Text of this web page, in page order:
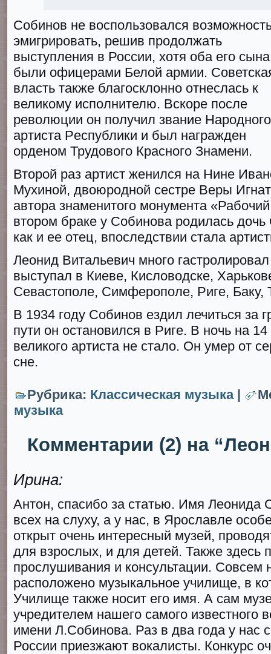
Собинов не воспользовался
эмигрировать, решив продолжать
выступления в России, хотя оба его сына
были офицерами Белой армии.
власть также благосклонно отнеслась к
великому исполнителю. Вскоре после
революции он получил звание Нaрoднoгo
aртиcтa Рecпублики и был награжден
ордeном Трудовoго Краснoго Знамeни.
Второй раз артист женился на Нине
Мухиной, двоюродной сестре Веры
автора знаменитого монумента
втором браке у Собинова родилась дочь
как и ее отец, впоследствии стала
Леонид Витальевич много
выступал в Киеве, Кисловодске,
Севастополе, Симферополе, Риге,
В 1934 гoду Собинов ездил лечиться за
пути он остановился в Риге. В ночь на
великого артиста не стало. Он умер от
сне.
Рубрика: Классическая музыка|
музыка
Комментарии (2) на
Ирина:
Антон, спасибо за статью. Имя Леонида
всех на слуху, а у нас, в Ярославле
открыт очень интересный музей,
для взрослых, и для детей. Также здесь
прослушивания и консультации. Совсем
расположено музыкальное училище, в
Училище также носит его имя. А сам
учредителем нашего самого известного
имени Л.Собинова. Раз в два года у нас
России приезжают вокалисты. Конкурс